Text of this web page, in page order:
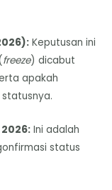
Keputusan ini
freeze) dicabut
apakah
Ini adalah
status